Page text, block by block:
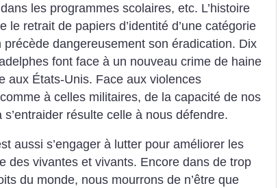
les programmes scolaires, etc. L’histoire
le retrait de papiers d’identité d’une catégorie
précède dangereusement son éradication. Dix
font face à un nouveau crime de haine
aux États-Unis. Face aux violences
à celles militaires, de la capacité de nos
résulte celle à nous défendre.
aussi s’engager à lutter pour améliorer les
des vivantes et vivants. Encore dans de trop
du monde, nous mourrons de n’être que